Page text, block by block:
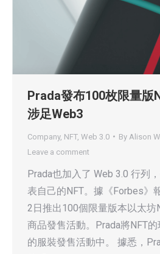
Prada發布100枚限量版
涉足Web3
Company, NFT, Web 3.0 By Alison
Leave a comment
Prada也加入了 Web 3.0 行列
表自己的NFT。據《Forbes》
2日推出100個限量版本以太坊
商品發售活動。Prada將NFT
的服裝發售活動中。 據悉，